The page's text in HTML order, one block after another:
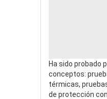
Ha sido probado
conceptos:
térmicas,
de protección